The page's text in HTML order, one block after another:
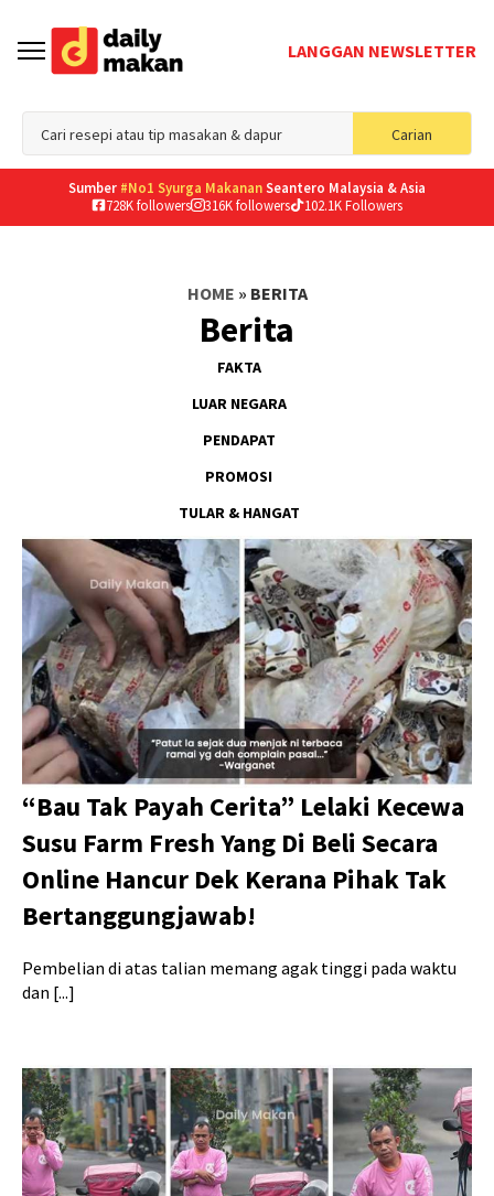
LANGGAN NEWSLETTER
Carian
for:
Sumber #No1 Syurga MakananSeantero Malaysia & Asia
728K followers
316K followers 102.1K Followers
HOME » BERITA
Berita
FAKTA
LUAR NEGARA
PENDAPAT
PROMOSI
TULAR & HANGAT
“Bau Tak Payah Cerita” Lelaki Kecewa
Susu Farm Fresh Yang Di Beli Secara
Online Hancur Dek Kerana Pihak Tak
Bertanggungjawab!
Pembelian di atas talian memang agak tinggi pada waktu
dan [...]